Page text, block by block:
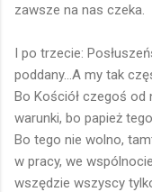
zawsze na nas czeka.
I po trzecie:
poddany...A my tak
Bo Kościół czegoś od
warunki, bo papież
Bo tego nie wolno,
w pracy, we
wszędzie wszyscy